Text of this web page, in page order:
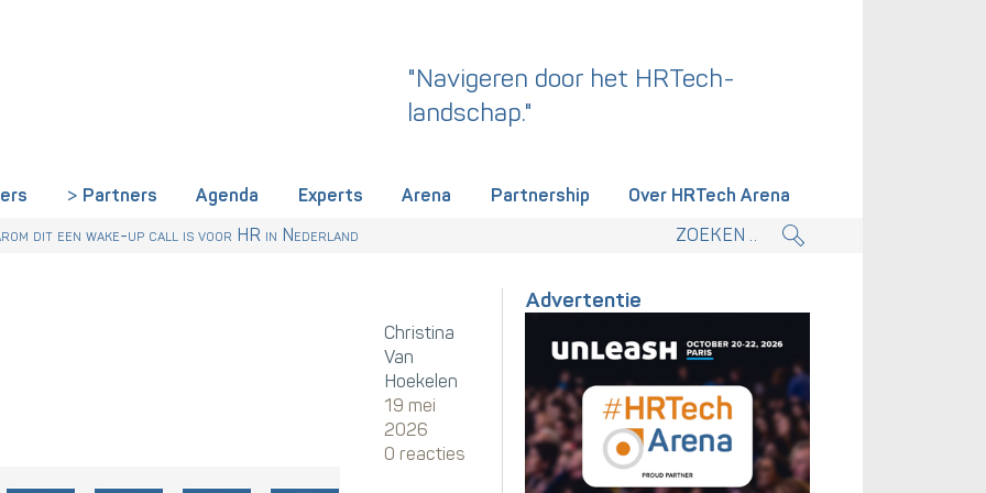
"Navigeren door het HRTech-
landschap."
Partners Agenda Experts Arena Partnership
Over HRTech Arena
kabinet. Skills-gerichte arbeidsmarkt onderdeel actieplan.
nu al regelen
een gemeenschappelijke skillstaal nodig heeft
dit een wake-up call is voor HR in Nederland
Christina
Van
Hoekelen
19 mei
2026
0 reacties
Advertentie